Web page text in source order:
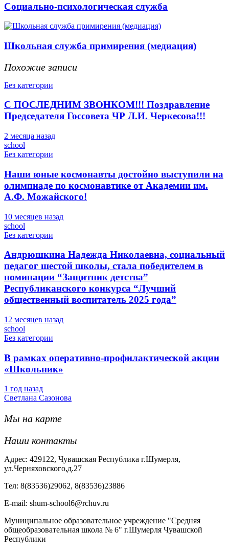
Социально-психологическая служба
Школьная служба примирения (медиация)
Похожие записи
Без категории
С ПОСЛЕДНИМ ЗВОНКОМ!!! Поздравление
Председателя Госсовета ЧР Л.И. Черкесова!!!
2 месяца назад
school
Без категории
Наши юные космонавты достойно выступили на
олимпиаде по космонавтике от Академии им.
А.Ф. Можайского!
10 месяцев назад
school
Без категории
Андрюшкина Надежда Николаевна, социальный
педагог шестой школы, стала победителем в
номинации “Защитник детства”
Республиканского конкурса “Лучший
общественный воспитатель 2025 года”
12 месяцев назад
school
Без категории
В рамках оперативно-профилактической акции
«Школьник»
1 год назад
Светлана Сазонова
Мы на карте
Наши контакты
Адрес: 429122, Чувашская Республика г.Шумерля,
ул.Черняховского,д.27
Тел: 8(83536)29062, 8(83536)23886
Е-mail: shum-school6@rchuv.ru
Муниципальное образовательное учреждение "Средняя
общеобразовательная школа № 6" г.Шумерля Чувашской
Республики